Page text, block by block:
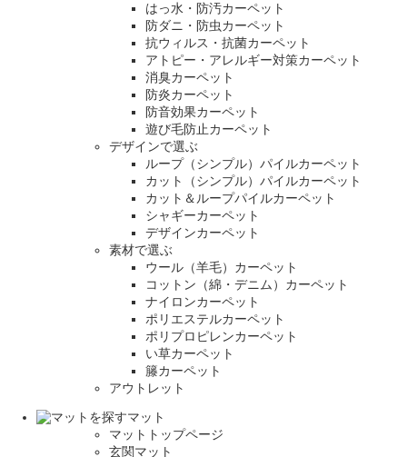
はっ水・防汚カーペット
防ダニ・防虫カーペット
抗ウィルス・抗菌カーペット
アトピー・アレルギー対策カーペット
消臭カーペット
防炎カーペット
防音効果カーペット
遊び毛防止カーペット
デザインで選ぶ
ループ（シンプル）パイルカーペット
カット（シンプル）パイルカーペット
カット＆ループパイルカーペット
シャギーカーペット
デザインカーペット
素材で選ぶ
ウール（羊毛）カーペット
コットン（綿・デニム）カーペット
ナイロンカーペット
ポリエステルカーペット
ポリプロピレンカーペット
い草カーペット
籐カーペット
アウトレット
マット
マットトップページ
玄関マット